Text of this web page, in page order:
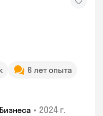
6 лет опыта
• 2024 г.